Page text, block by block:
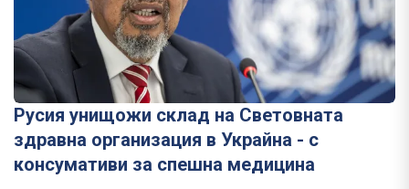
Русия унищожи склад на Световната
здравна организация в Украйна - с
консумативи за спешна медицина